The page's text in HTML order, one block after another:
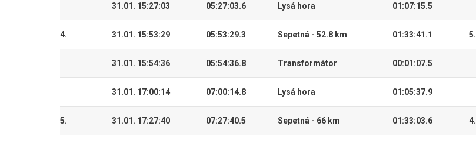
31.01. 15:27:03 05:27:03.6 Lysá hora 01:07:15.5
4. 31.01. 15:53:29 05:53:29.3 Sepetná - 52.8 km 01:33:41.1 5.
31.01. 15:54:36 05:54:36.8 Transformátor 00:01:07.5
31.01. 17:00:14 07:00:14.8 Lysá hora 01:05:37.9
5. 31.01. 17:27:40 07:27:40.5 Sepetná - 66 km 01:33:03.6 4.